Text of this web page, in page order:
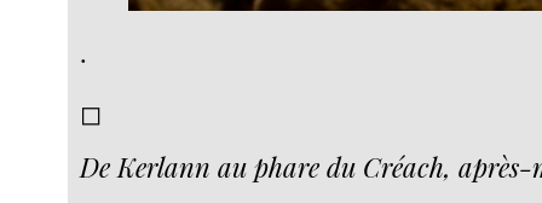
.
◻︎
De Kerlann au phare du Créach,